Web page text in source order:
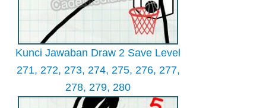
Kunci Jawaban Draw 2 Save Level
271, 272, 273, 274, 275, 276, 277,
278, 279, 280